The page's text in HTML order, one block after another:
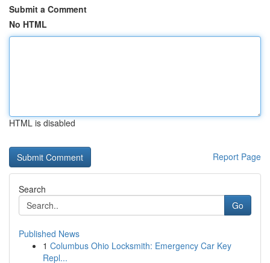
Submit a Comment
No HTML
HTML is disabled
Report Page
Search
Go
Published News
1 Columbus Ohio Locksmith: Emergency Car Key
Repl...